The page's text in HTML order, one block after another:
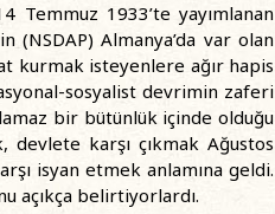
Temmuz 1933’te yayımlanan
(NSDAP) Almanya’da var olan
kurmak isteyenlere ağır hapis
sosyalist devrimin zaferi
bir bütünlük içinde olduğu
devlete karşı çıkmak Ağustos
isyan etmek anlamına geldi.
açıkça belirtiyorlardı.